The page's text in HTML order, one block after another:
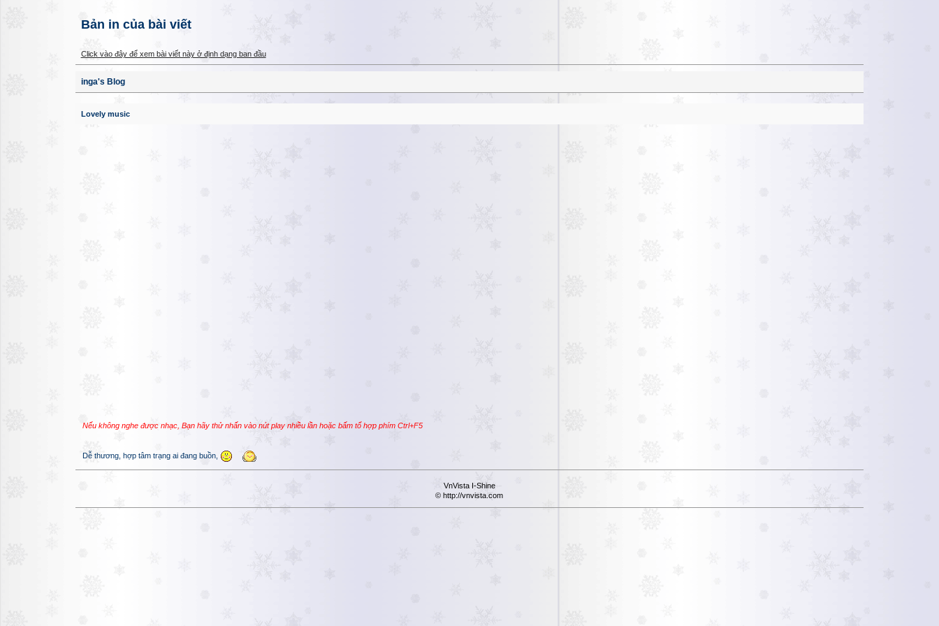
Bản in của bài viết
Click vào đây để xem bài viết này ở định dạng ban đầu
inga's Blog
Lovely music
Nếu không nghe được nhạc, Bạn hãy thử nhấn vào nút play nhiều lần hoặc bấm tổ hợp phím Ctrl+F5
Dễ thương, hợp tâm trạng ai đang buồn,
VnVista I-Shine
© http://vnvista.com